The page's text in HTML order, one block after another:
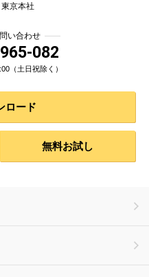
東京本社
い合わせ
082
（土日祝除く）
ロード
無料お試し